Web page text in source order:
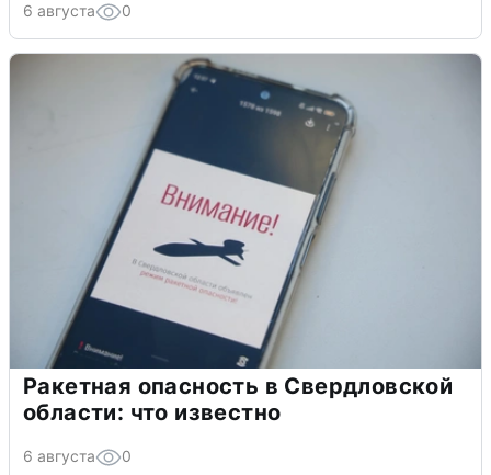
6 августа 0
Ракетная опасность в Свердловской
области: что известно
6 августа 0